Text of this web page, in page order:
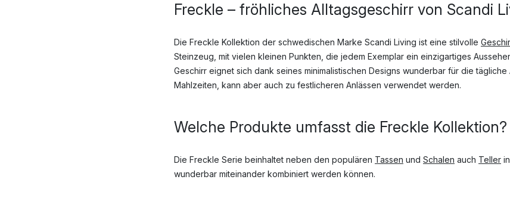
Freckle – fröhliches Alltagsgeschirr von Scandi
Die Freckle Kollektion der schwedischen Marke Scandi Living ist eine stilvolle
Steinzeug, mit vielen kleinen Punkten, die jedem Exemplar ein einzigartiges
Geschirr eignet sich dank seines minimalistischen Designs wunderbar für die
Mahlzeiten, kann aber auch zu festlicheren Anlässen verwendet werden.
Welche Produkte umfasst die Freckle Kollektion?
Die Freckle Serie beinhaltet neben den populären Tassen und Schalen auch Teller
wunderbar miteinander kombiniert werden können.